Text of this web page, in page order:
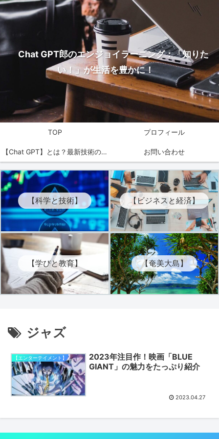
Chat GPT郎のエンジョイラーニング：「知りた
い！」が生活を豊かに！
TOP プロフィール
【Chat GPT】とは？最新技術の魅
力を解説！
お問い合わせ
【科学と技術】 【ビジネスと経済】
【学びと教育】 【奄美大島】
ジャズ
【エンターテイメント】
2023年注目作！映画「BLUE
GIANT」の魅力をたっぷり紹介
2023.04.27